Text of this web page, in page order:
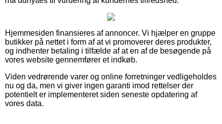
Hjemmesiden finansieres af annoncer. Vi hjælper en gruppe
butikker på nettet i form af at vi promoverer deres produkter,
og indhenter betaling i tilfælde af at en af de besøgende på
vores website gennemfører et indkøb.
Viden vedrørende varer og online forretninger vedligeholdes
nu og da, men vi giver ingen garanti imod rettelser der
potentielt er implementeret siden seneste opdatering af
vores data.